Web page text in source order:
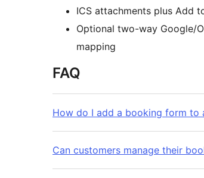
ICS attachments plus Add
Optional two-way Google/
mapping
FAQ
How do I add a booking form to
Can customers manage their